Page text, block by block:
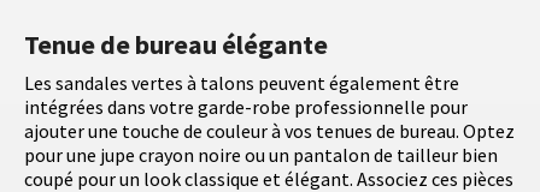
Tenue de bureau élégante
Les sandales vertes à talons peuvent également être
intégrées dans votre garde-robe professionnelle pour
ajouter une touche de couleur à vos tenues de bureau. Optez
pour une jupe crayon noire ou un pantalon de tailleur bien
coupé pour un look classique et élégant. Associez ces pièces